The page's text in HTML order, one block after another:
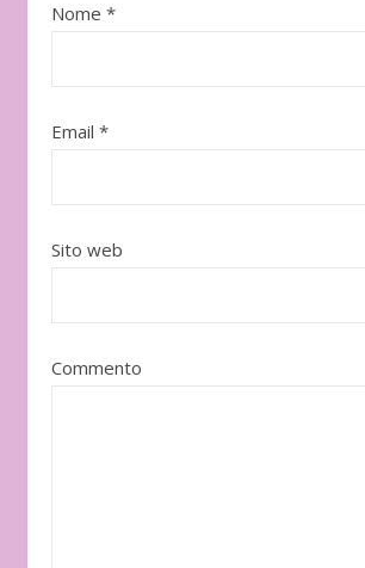
Nome *
Email *
Sito web
Commento